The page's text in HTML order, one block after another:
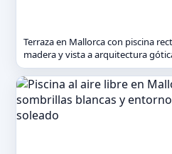
Terraza en Mallorca con piscina
madera y vista a arquitectura